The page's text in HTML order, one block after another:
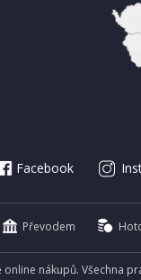
Facebook
Převodem
nákupů. Všechna